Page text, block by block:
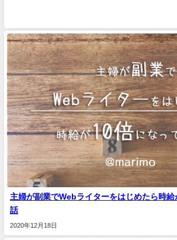
主婦が副業でWebライターをはじめたら時
話
2020年12月18日